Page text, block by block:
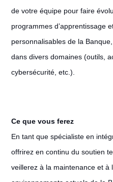
de votre équipe pour faire
programmes d’apprentissage
personnalisables de la
dans divers domaines (outils,
cybersécurité, etc.).
Ce que vous ferez
En tant que spécialiste en
offrirez en continu du soutien
veillerez à la maintenance et à